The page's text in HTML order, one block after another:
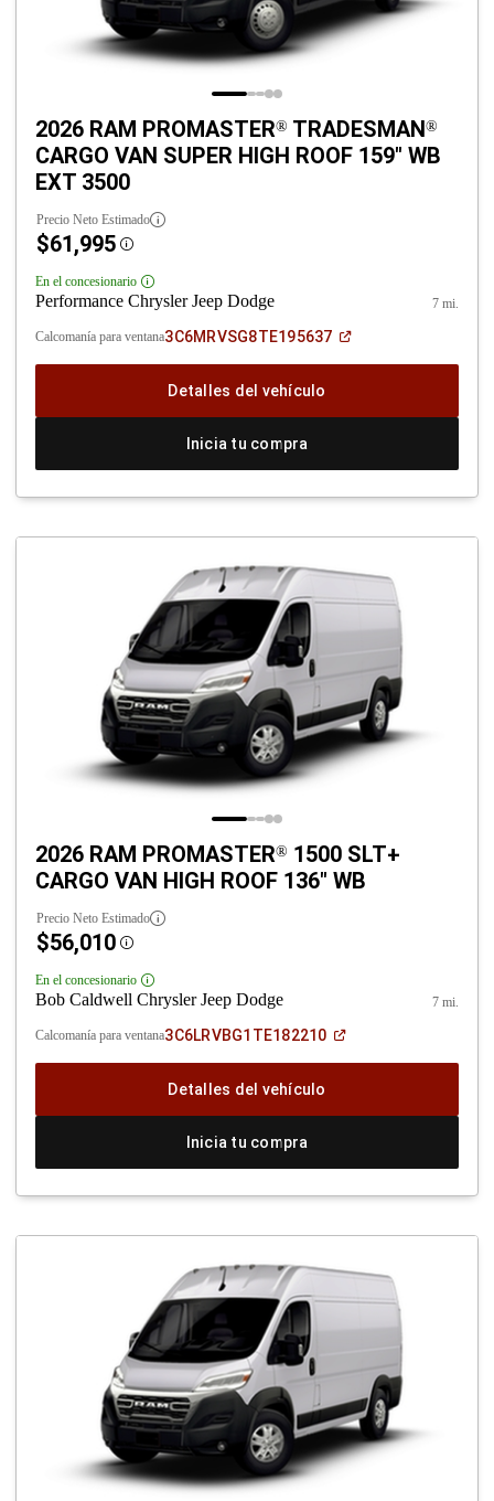
2026 RAM PROMASTER® TRADESMAN®
CARGO VAN SUPER HIGH ROOF 159" WB
EXT 3500
Precio Neto Estimado
$61,995 Disclosure
En el concesionario Disclosure
Performance Chrysler Jeep Dodge 7 mi.
Calcomanía para ventana3C6MRVSG8TE195637
(Abrir
una
Detalles del vehículo
Inicia tu compra
2026 RAM PROMASTER® 1500 SLT+
CARGO VAN HIGH ROOF 136" WB
Precio Neto Estimado
$56,010 Disclosure
En el concesionario Disclosure
Bob Caldwell Chrysler Jeep Dodge 7 mi.
Calcomanía para ventana3C6LRVBG1TE182210
(Abrir
una
Detalles del vehículo
Inicia tu compra